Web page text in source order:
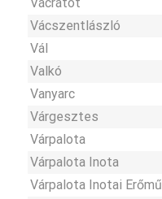
Vácszentlászló
Vál
Valkó
Vanyarc
Várgesztes
Várpalota
Várpalota Inota
Várpalota Inotai Erőmű